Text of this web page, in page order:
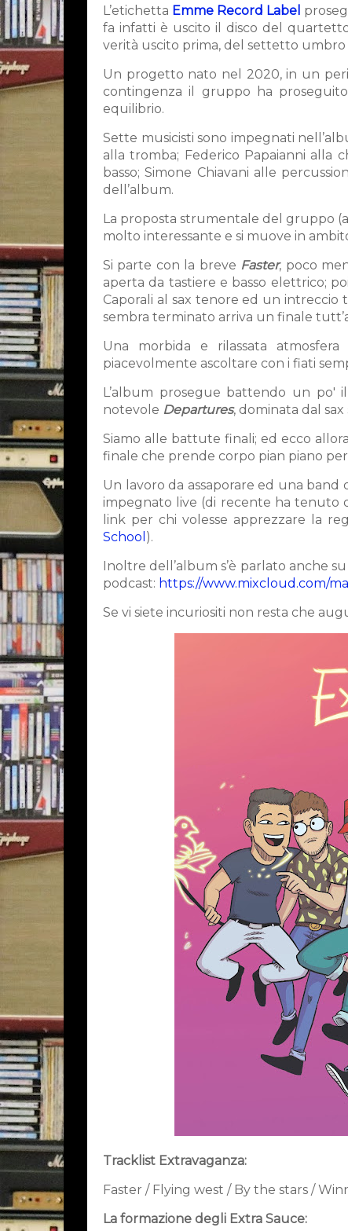
L’etichetta Emme Record Label
fa infatti è uscito il disco del
verità uscito prima, del settetto umbro
Un progetto nato nel 2020, in un
contingenza il gruppo ha
equilibrio.
Sette musicisti sono impegnati
alla tromba; Federico Papaianni alla
basso; Simone Chiavani alle
dell’album.
La proposta strumentale del gruppo
molto interessante e si muove in
Si parte con la breve Faster, poco
aperta da tastiere e basso elettrico;
Caporali al sax tenore ed un
sembra terminato arriva un finale
Una morbida e rilassata atmosfera
piacevolmente ascoltare con i fiati
L’album prosegue battendo un po'
notevole Departures, dominata dal
Siamo alle battute finali; ed ecco allora
finale che prende corpo pian piano
Un lavoro da assaporare ed una band
impegnato live (di recente ha tenuto
link per chi volesse apprezzare la
School ).
Inoltre dell’album s’è parlato anche su
podcast: https://www.mixcloud.com/
Se vi siete incuriositi non resta che
Tracklist Extravaganza:
Faster / Flying west / By the stars /
La formazione degli Extra Sauce: